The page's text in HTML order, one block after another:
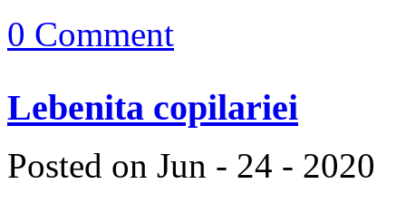
0 Comment
Lebenita copilariei
Posted on Jun - 24 - 2020